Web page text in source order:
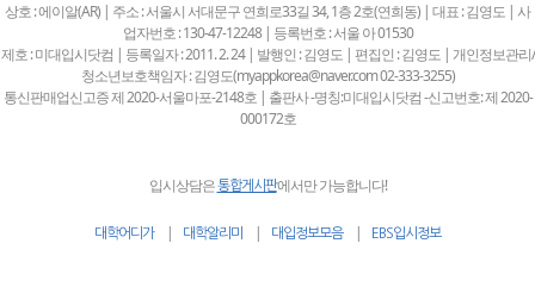
상호 : 에이알(AR) | 주소 : 서울시 서대문구 연희로33길 34, 1층 2호(연희동) | 대표 : 김영도 | 사
업자번호 : 130-47-12248 | 등록번호 : 서울 아 01530
제호 : 미대입시닷컴 | 등록일자 : 2011. 2. 24 | 발행인 : 김영도 | 편집인 : 김영도 | 개인정보관리/
청소년보호책임자 : 김영도(myappkorea@naver.com 02-333-3255)
통신판매업신고증 제 2020-서울마포-2148호 | 출판사 -명칭:미대입시닷컴 -신고번호: 제 2020-
000172호
입시상담은통합게시판에서만 가능합니다!
대학어디가| 대학알리미 | 대입정보모음| EBS입시정보